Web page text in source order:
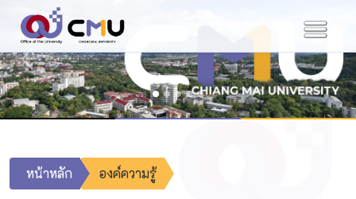
Previous Next
หน้าหลัก องค์ความรู้